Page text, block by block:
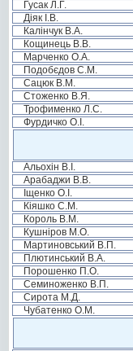
Гусак Л.Г.
Діяк І.В.
Калінчук В.А.
Кощинець В.В.
Марченко О.А.
Подобєдов С.М.
Сацюк В.М.
Стоженко В.Я.
Трофименко Л.С.
Фурдичко О.І.
Альохін В.І.
Арабаджи В.В.
Іщенко О.І.
Кіяшко С.М.
Король В.М.
Кушніров М.О.
Мартиновський В.П.
Плютинський В.А.
Порошенко П.О.
Семиноженко В.П.
Сирота М.Д.
Чубатенко О.М.